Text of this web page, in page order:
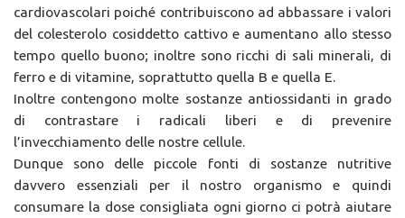
cardiovascolari poiché contribuiscono ad abbassare i valori
del colesterolo cosiddetto cattivo e aumentano allo stesso
tempo quello buono; inoltre sono ricchi di sali minerali, di
ferro e di vitamine, soprattutto quella B e quella E.
Inoltre contengono molte sostanze antiossidanti in grado
di contrastare i radicali liberi e di prevenire
l’invecchiamento delle nostre cellule.
Dunque sono delle piccole fonti di sostanze nutritive
davvero essenziali per il nostro organismo e quindi
consumare la dose consigliata ogni giorno ci potrà aiutare